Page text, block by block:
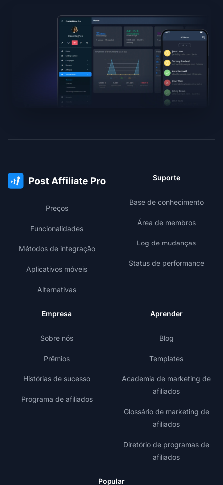
Preços
Funcionalidades
Métodos de integração
Aplicativos móveis
Alternativas
Suporte
Base de conhecimento
Área de membros
Log de mudanças
Status de performance
Empresa
Sobre nós
Prêmios
Histórias de sucesso
Programa de afiliados
Aprender
Blog
Templates
Academia de marketing de
afiliados
Glossário de marketing de
afiliados
Diretório de programas de
afiliados
Popular